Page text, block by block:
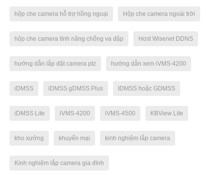
hộp che camera hỗ trợ hồng ngoại Hộp che camera ngoài trời
hộp che camera tính năng chống va đập Host Wisenet DDNS
hướng dẫn lắp đặt camera ptz hướng dẫn xem iVMS-4200
iDMSS iDMSS gDMSS Plus IDMSS hoặc GDMSS
iDMSS Lite iVMS-4200 iVMS-4500 KBView Lite
kho xưởng khuyến mại kinh nghiệm lắp camera
Kinh nghiệm lắp camera gia đình